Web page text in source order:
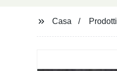
Casa Prodotti